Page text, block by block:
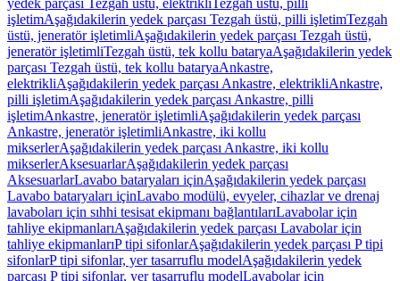
yedek parçası Tezgah üstü, elektrikli Tezgah üstü, pilli
işletimAşağıdakilerin yedek parçası Tezgah üstü, pilli işletimTezgah
üstü, jeneratör işletimliAşağıdakilerin yedek parçası Tezgah üstü,
jeneratör işletimliTezgah üstü, tek kollu bataryaAşağıdakilerin yedek
parçası Tezgah üstü, tek kollu bataryaAnkastre,
elektrikliAşağıdakilerin yedek parçası Ankastre, elektrikliAnkastre,
pilli işletimAşağıdakilerin yedek parçası Ankastre, pilli
işletimAnkastre, jeneratör işletimliAşağıdakilerin yedek parçası
Ankastre, jeneratör işletimliAnkastre, iki kollu
mikserlerAşağıdakilerin yedek parçası Ankastre, iki kollu
mikserlerAksesuarlarAşağıdakilerin yedek parçası
AksesuarlarLavabo bataryaları içinAşağıdakilerin yedek parçası
Lavabo bataryaları içinLavabo modülü, evyeler, cihazlar ve drenaj
lavaboları için sıhhi tesisat ekipmanı bağlantılarıLavabolar için
tahliye ekipmanlarıAşağıdakilerin yedek parçası Lavabolar için
tahliye ekipmanlarıP tipi sifonlarAşağıdakilerin yedek parçası P tipi
sifonlarP tipi sifonlar, yer tasarruflu modelAşağıdakilerin yedek
parçası P tipi sifonlar, yer tasarruflu modelLavabolar için